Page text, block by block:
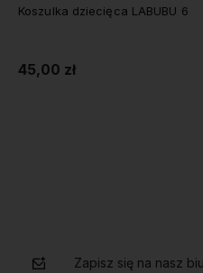
Koszulka dziecięca LABUBU 6
45,00 zł
Zapisz się na nasz